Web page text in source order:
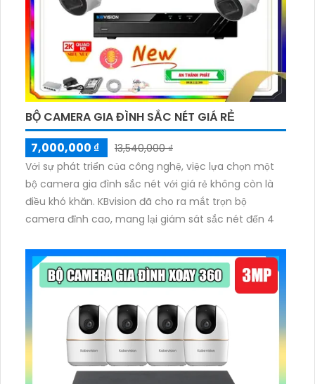
BỘ CAMERA GIA ĐÌNH SẮC NÉT GIÁ RẺ
7,000,000 ₫
13,540,000 ₫
Với sự phát triển của công nghệ, việc lựa chọn một
bộ camera gia đình sắc nét với giá rẻ không còn là
điều khó khăn. KBvision đã cho ra mắt trọn bộ
camera đỉnh cao, mang lại giám sát sắc nét đến 4